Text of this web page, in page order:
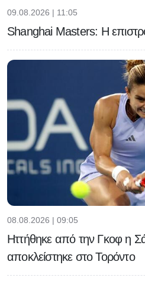
09.08.2026 | 11:05
Shanghai Masters: Η
08.08.2026 | 09:05
Ηττήθηκε από την Γκοφ η
αποκλείστηκε στο Τορόντο